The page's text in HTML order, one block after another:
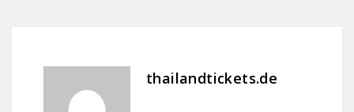
thailandtickets.de